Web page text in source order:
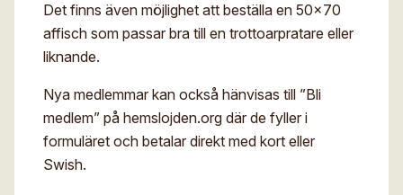
Det finns även möjlighet att beställa en 50×70
affisch som passar bra till en trottoarpratare eller
liknande.
Nya medlemmar kan också hänvisas till ”Bli
medlem” på hemslojden.org där de fyller i
formuläret och betalar direkt med kort eller
Swish.